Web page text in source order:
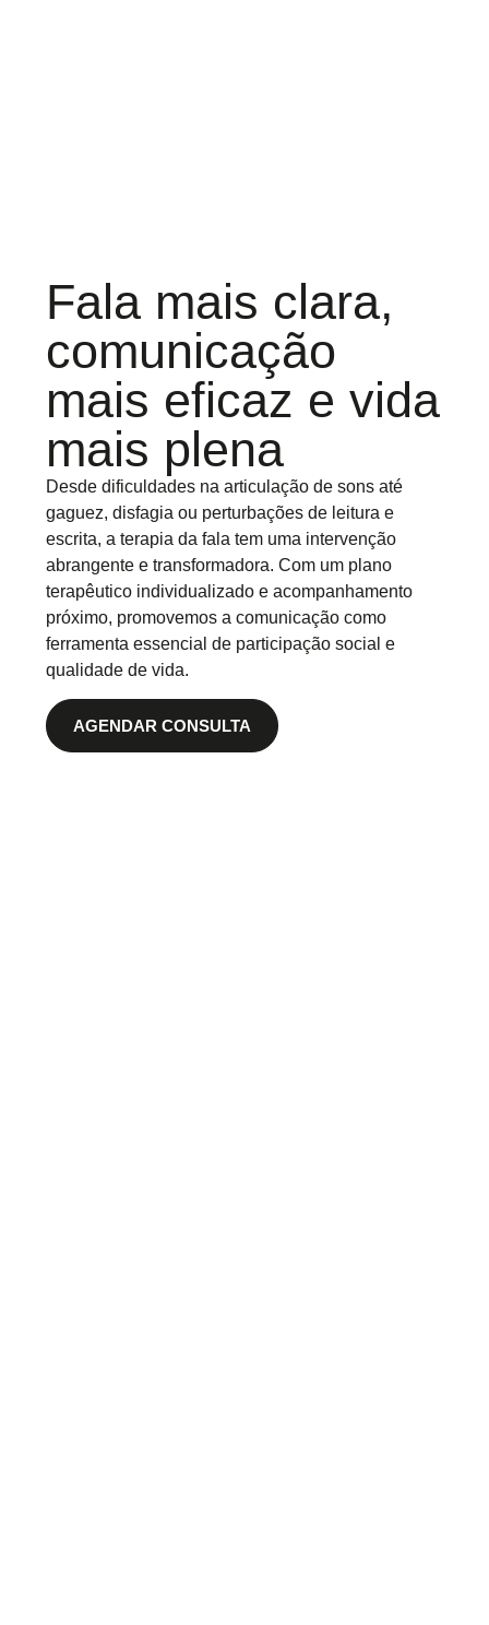
Fala mais clara,
comunicação
mais eficaz e vida
mais plena
Desde dificuldades na articulação de sons até
gaguez, disfagia ou perturbações de leitura e
escrita, a terapia da fala tem uma intervenção
abrangente e transformadora. Com um plano
terapêutico individualizado e acompanhamento
próximo, promovemos a comunicação como
ferramenta essencial de participação social e
qualidade de vida.
AGENDAR CONSULTA